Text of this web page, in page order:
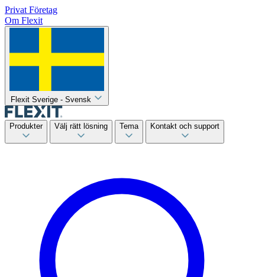
Privat Företag
Om Flexit
Flexit Sverige - Svensk
Produkter Välj rätt lösning Tema Kontakt och support